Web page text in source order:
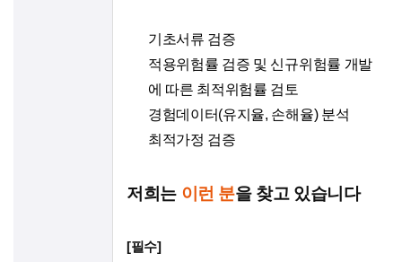
기초서류 검증
적용위험률 검증 및 신규위험률 개발
에 따른 최적위험률 검토
경험데이터(유지율, 손해율) 분석
최적가정 검증
저희는 이런 분을 찾고 있습니다
[필수]